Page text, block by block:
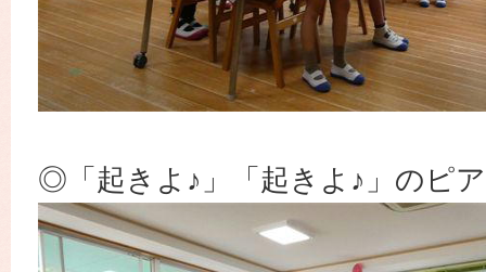
◎「起きよ♪」「起きよ♪」のピ